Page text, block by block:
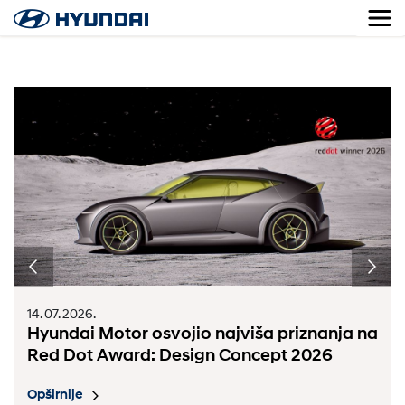
14. 07. 2026.
Hyundai Motor osvojio najviša priznanja na
Red Dot Award: Design Concept 2026
Opširnije